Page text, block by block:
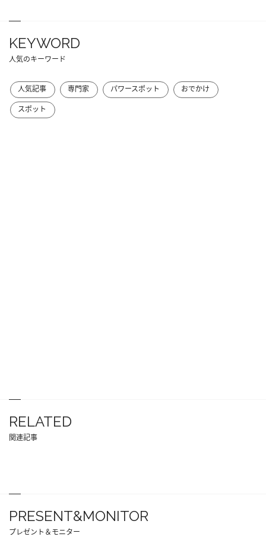
KEYWORD
人気のキーワード
人気記事 専門家 パワースポット
おでかけ
スポット
RELATED
関連記事
PRESENT&MONITOR
プレゼント＆モニター